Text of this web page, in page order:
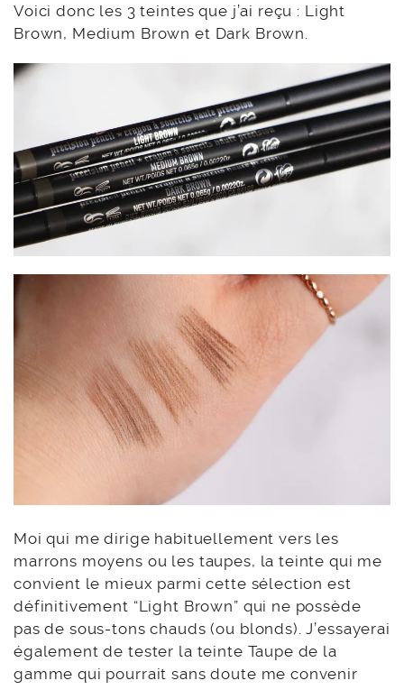
Voici donc les 3 teintes que j’ai reçu : Light
Brown, Medium Brown et Dark Brown.
Moi qui me dirige habituellement vers les
marrons moyens ou les taupes, la teinte qui me
convient le mieux parmi cette sélection est
définitivement “Light Brown” qui ne possède
pas de sous-tons chauds (ou blonds). J’essayerai
également de tester la teinte Taupe de la
gamme qui pourrait sans doute me convenir